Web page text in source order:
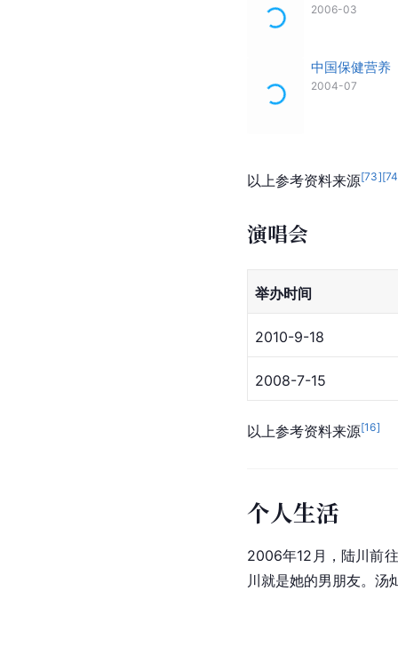
2006-03
中国保健营养
2004-07
以上参考资料来源[73][74
演唱会
举办时间
2010-9-18
2008-7-15
以上参考资料来源[16]
个人生活
2006年12月，陆川前
川就是她的男朋友。汤